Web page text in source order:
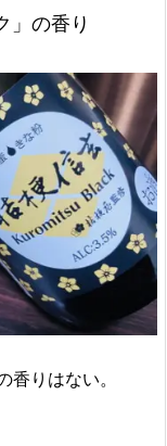
」の香り
香りはない。